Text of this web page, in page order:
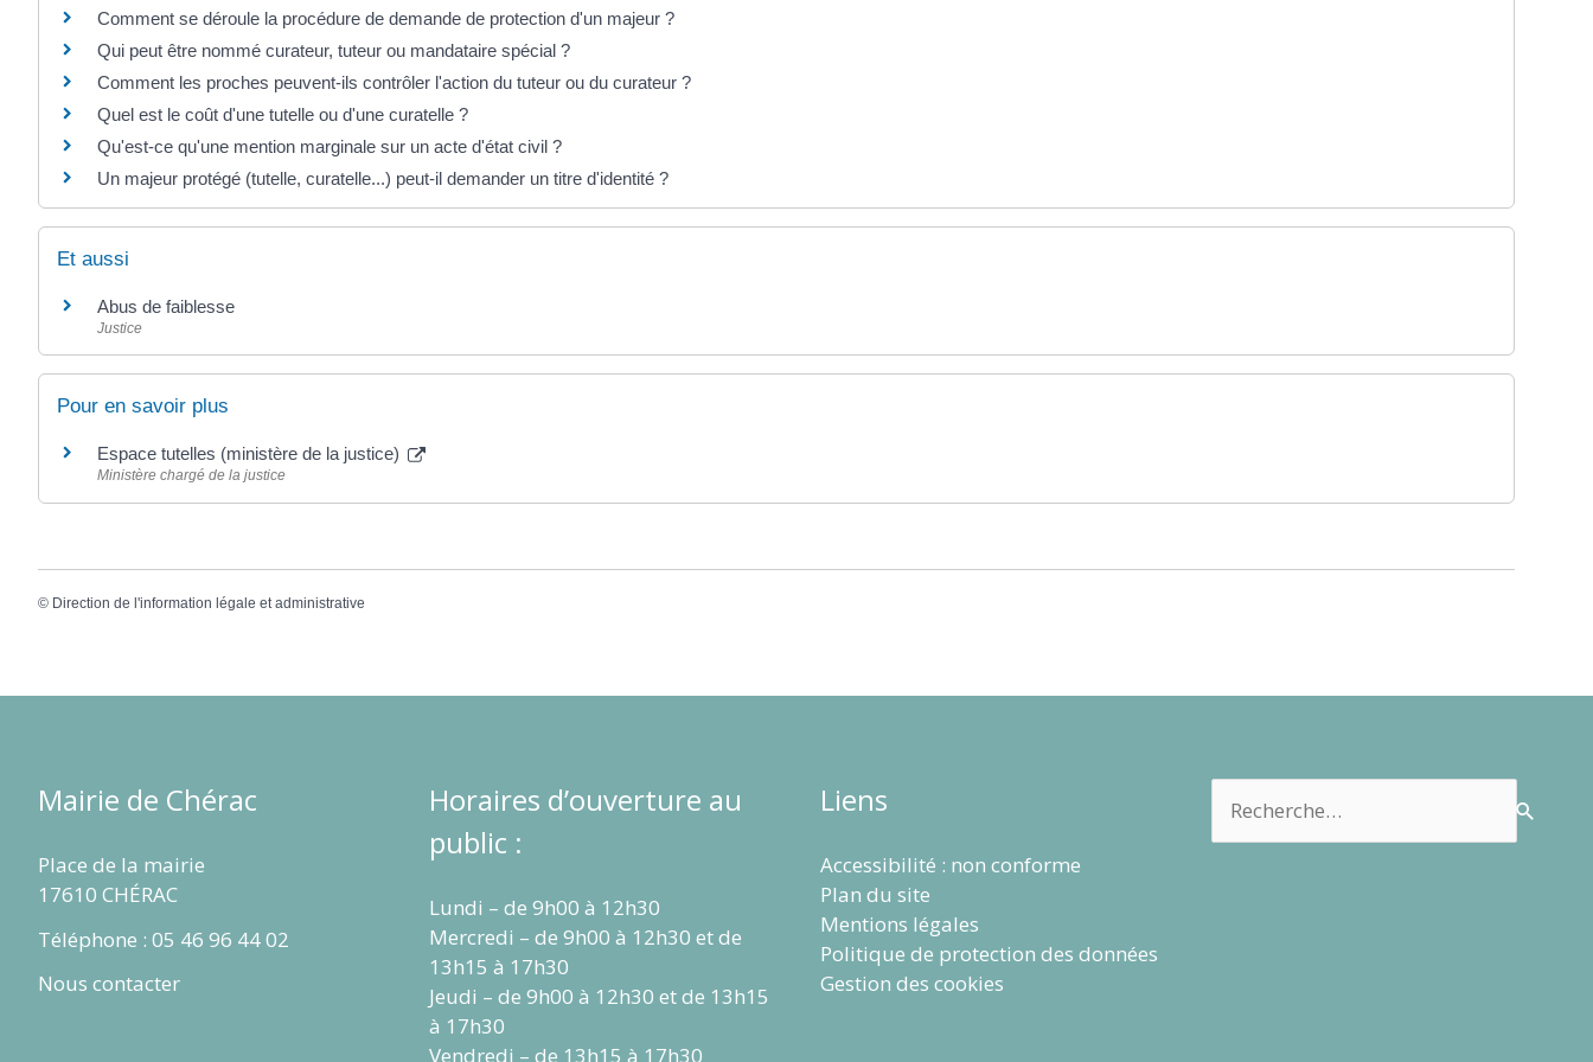
Comment se déroule la procédure de demande de protection d'un majeur ?
Qui peut être nommé curateur, tuteur ou mandataire spécial ?
Comment les proches peuvent-ils contrôler l'action du tuteur ou du curateur ?
Quel est le coût d'une tutelle ou d'une curatelle ?
Qu'est-ce qu'une mention marginale sur un acte d'état civil ?
Un majeur protégé (tutelle, curatelle...) peut-il demander un titre d'identité ?
Et aussi
Abus de faiblesse
Justice
Pour en savoir plus
Espace tutelles (ministère de la justice)
Ministère chargé de la justice
© Direction de l'information légale et administrative
Mairie de Chérac
Place de la mairie
17610 CHÉRAC
Téléphone : 05 46 96 44 02
Nous contacter
Horaires d’ouverture au
public :
Lundi – de 9h00 à 12h30
Mercredi – de 9h00 à 12h30 et de
13h15 à 17h30
Jeudi – de 9h00 à 12h30 et de 13h15
à 17h30
Vendredi – de 13h15 à 17h30
Liens
Accessibilité : non conforme
Plan du site
Mentions légales
Politique de protection des données
Gestion des cookies